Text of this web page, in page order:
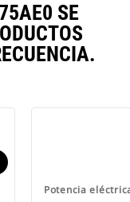
SE
Potencia